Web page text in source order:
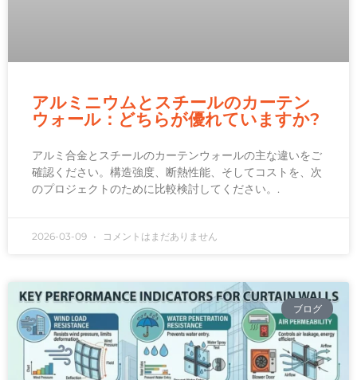
アルミニウムとスチールのカーテン
ウォール：どちらが優れていますか?
アルミ合金とスチールのカーテンウォールの主な違いをご
確認ください。構造強度、断熱性能、そしてコストを、次
のプロジェクトのために比較検討してください。.
2026-03-09 コメントはまだありません
ブログ